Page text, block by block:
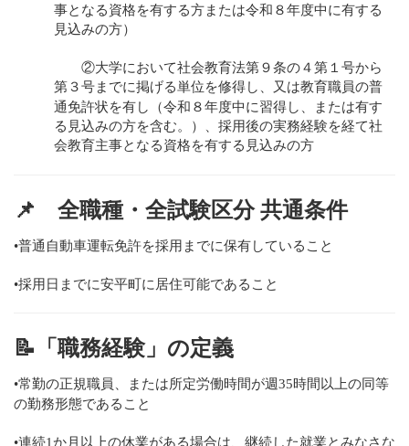
事となる資格を有する方または令和８年度中に有する
見込みの方）
②大学において社会教育法第９条の４第１号から
第３号までに掲げる単位を修得し、又は教育職員の普
通免許状を有し（令和８年度中に習得し、または有す
る見込みの方を含む。）、採用後の実務経験を経て社
会教育主事となる資格を有する見込みの方
📌 全職種・全試験区分 共通条件
•普通自動車運転免許を採用までに保有していること
•採用日までに安平町に居住可能であること
📝 「職務経験」の定義
•常勤の正規職員、または所定労働時間が週35時間以上の同等
の勤務形態であること
•連続1か月以上の休業がある場合は、継続した就業とみなさな